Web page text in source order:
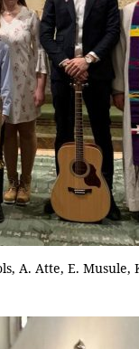
A. Atte, E. Musule,